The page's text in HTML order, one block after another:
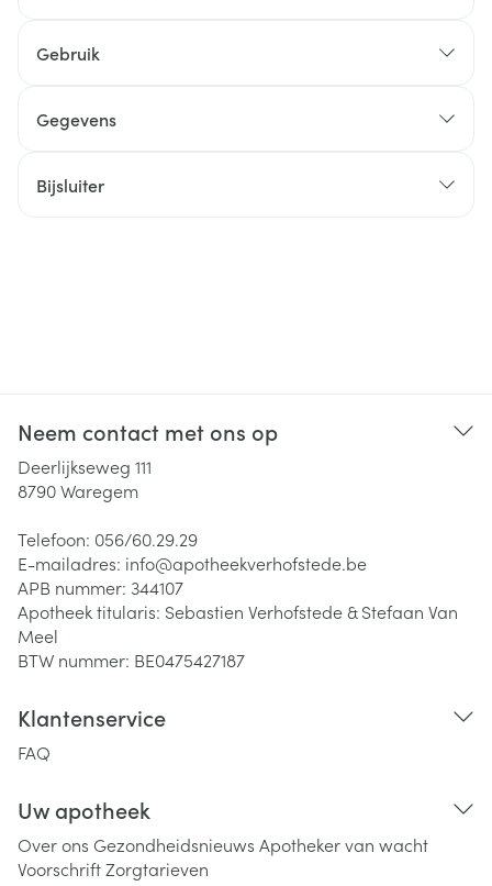
Gebruik
Gegevens
Bijsluiter
Neem contact met ons op
Deerlijkseweg 111
8790Waregem
Telefoon: 056/60.29.29
E-mailadres: info@apotheekverhofstede.be
APB nummer: 344107
Apotheek titularis: Sebastien Verhofstede & Stefaan Van
Meel
BTW nummer: BE0475427187
Klantenservice
FAQ
Uw apotheek
Over ons Gezondheidsnieuws Apotheker van wacht
VoorschriftZorgtarieven